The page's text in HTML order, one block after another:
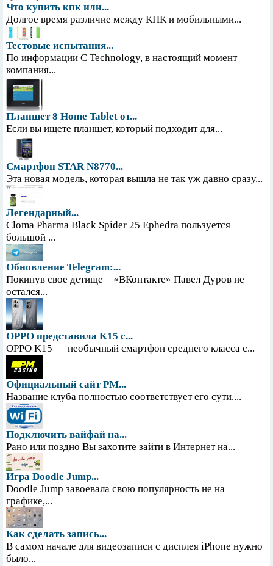
Что купить кпк или...
Долгое время различие между КПК и мобильными...
Тестовые испытания...
По информации С Technology, в настоящий момент
компания...
Планшет 8 Home Tablet от...
Если вы ищете планшет, который подходит для...
Смартфон STAR N8770...
Эта новая модель, которая вышла не так уж давно сразу...
Легендарный...
Cloma Pharma Black Spider 25 Ephedra пользуется
большой ...
Обновление Telegram:...
Покинув свое детище – «ВКонтакте» Павел Дуров не
остался...
OPPO представила K15 с...
OPPO K15 — необычный смартфон среднего класса с...
Официальный сайт PM...
Название клуба полностью соответствует его сути....
Подключить вайфай на...
Рано или поздно Вы захотите зайти в Интернет на...
Игра Doodle Jump...
Doodle Jump завоевала свою популярность не на
графике,...
Как сделать запись...
В самом начале для видеозаписи с дисплея iPhone нужно
было...